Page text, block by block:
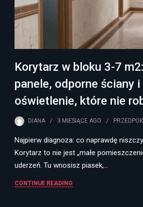
Korytarz w bloku 3-7
panele, odporne ściany i
oświetlenie, które nie
DIANA 3 MIESIĄCE AGO
Najpierw diagnoza: co naprawdę
Korytarz to nie jest „małe
uderzeń. Tu wnosisz piasek,…
CONTINUE READING